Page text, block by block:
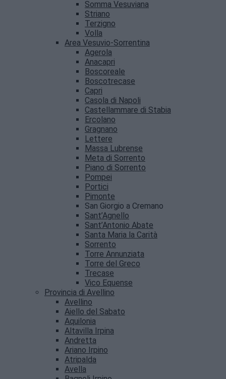
Somma Vesuviana
Striano
Terzigno
Volla
Area Vesuvio-Sorrentina
Agerola
Anacapri
Boscoreale
Boscotrecase
Capri
Casola di Napoli
Castellammare di Stabia
Ercolano
Gragnano
Lettere
Massa Lubrense
Meta di Sorrento
Piano di Sorrento
Pompei
Portici
Pimonte
San Giorgio a Cremano
Sant’Agnello
Sant’Antonio Abate
Santa Maria la Carità
Sorrento
Torre Annunziata
Torre del Greco
Trecase
Vico Equense
Provincia di Avellino
Avellino
Aiello del Sabato
Aquilonia
Altavilla Irpina
Andretta
Ariano Irpino
Atripalda
Avella